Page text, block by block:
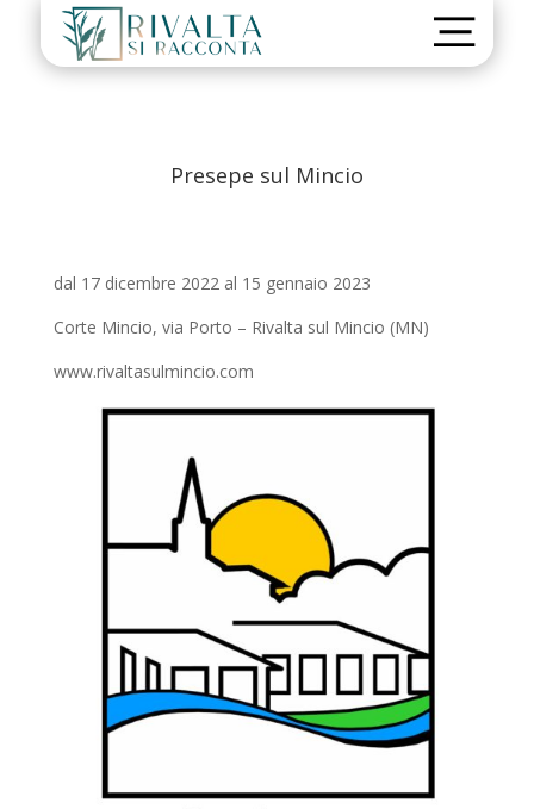
Presepe sul Mincio
dal 17 dicembre 2022 al 15 gennaio 2023
Corte Mincio, via Porto – Rivalta sul Mincio (MN)
www.rivaltasulmincio.com